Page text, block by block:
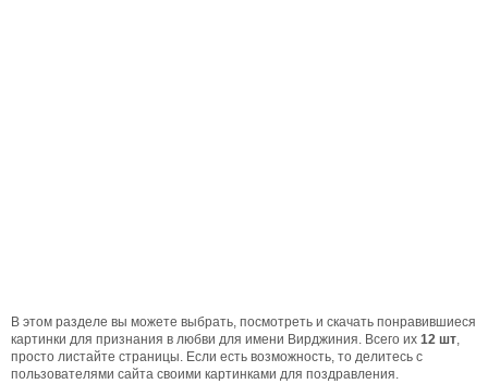
В этом разделе вы можете выбрать, посмотреть и скачать понравившиеся
картинки для признания в любви для имени Вирджиния. Всего их 12 шт,
просто листайте страницы. Если есть возможность, то делитесь с
пользователями сайта своими картинками для поздравления.